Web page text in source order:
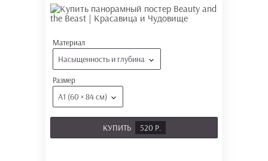
Материал
Насыщенность и глубина
Размер
А1 (60 × 84 см)
КУПИТЬ 520 Р.